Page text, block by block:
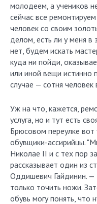
молодеем, а учеников
сейчас все
человек со своим
делом, есть ли у меня в
нет, будем искать
куда ни пойди,
или иной вещи истинно
случае — сотня
Уж на что, кажется,
услуга, но и тут есть
Брюсовом переулке
обувщики-ассирийцы.
Николае II и с тех пор
рассказывает один из
Оддишевич Гайдинин. —
только точить ножи.
обувь могу понять, что